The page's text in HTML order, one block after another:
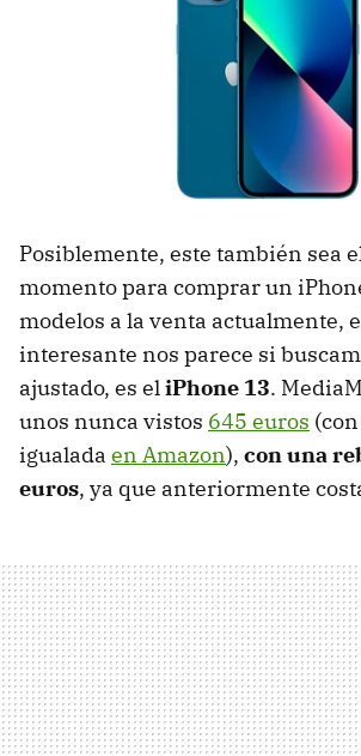
Posiblemente, este también sea
momento para comprar un
modelos a la venta actualmente,
interesante nos parece si
ajustado, es eliPhone 13.
unos nunca vistos 645 euros
igualada en Amazon), con una
euros, ya que anteriormente